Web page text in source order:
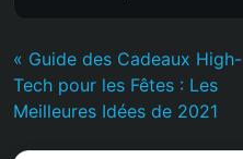
« Guide des Cadeaux High-
Tech pour les Fêtes : Les
Meilleures Idées de 2021